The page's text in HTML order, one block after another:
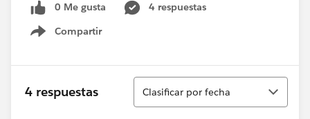
良い解決方法があればご教授のほど何卒よろしくお願い
いたします。
0 Me gusta
4 respuestas
Compartir
Show menu
4 respuestas
Ordenar
Clasificar por fecha